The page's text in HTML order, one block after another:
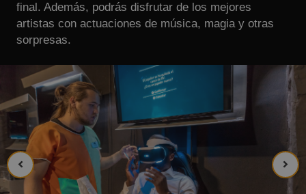
final. Además, podrás disfrutar de los mejores
artistas con actuaciones de música, magia y otras
sorpresas.